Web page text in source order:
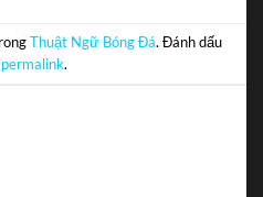
Thuật Ngữ Bóng Đá. Đánh dấu
permalink.